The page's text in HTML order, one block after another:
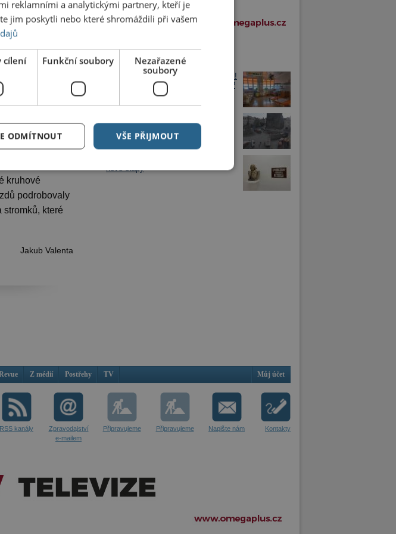
Málek
k jedné seči, po
Zmizet by
Chrudim
pěší. O
Traktůrek
doufat, že se
na
kruhové
podrobovaly
které
Jakub Valenta
Další články v rubrice
První půlrok přinesl nárůst porodnosti!
Jak je na tom chrudimská porodnice?
atrakce, centrum čekají uzavírky
nové etapy
Z médií Postřehy TV Můj účet
RSS kanály
Zpravodajství
e-mailem
Připravujeme Připravujeme Napište nám Kontakty
reklamními a analytickými partnery, kteří je
jim poskytli nebo které shromáždili při vašem
cílení Funkční soubory
Nezařazené
soubory
VŠE PŘIJMOUT
ODMÍTNOUT